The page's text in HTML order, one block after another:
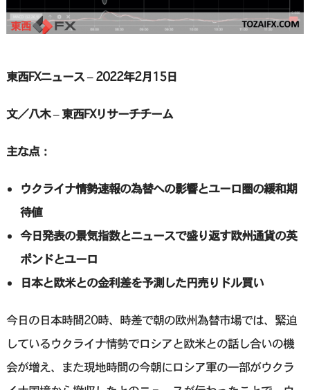
東西FXニュース – 2022年2月15日
文／八木 – 東西FXリサーチチーム
主な点：
ウクライナ情勢速報の為替への影響とユーロ圏の緩和期
待値
今日発表の景気指数とニュースで盛り返す欧州通貨の英
ポンドとユーロ
日本と欧米との金利差を予測した円売りドル買い
今日の日本時間20時、時差で朝の欧州為替市場では、緊迫
しているウクライナ情勢でロシアと欧米との話し合いの機
会が増え、また現地時間の今朝にロシア軍の一部がウクラ